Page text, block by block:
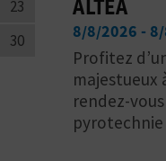
23
30
ALTEA
8/8/2026 -
Profitez
majestueux
rendez-
pyrotechnie